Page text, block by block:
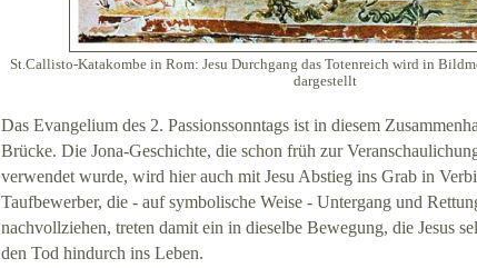
St.Callisto-Katakombe in Rom: Jesu Durchgang das Totenreich wird in
dargestellt
Das Evangelium des 2. Passionssonntags ist in diesem
Brücke. Die Jona-Geschichte, die schon früh zur
verwendet wurde, wird hier auch mit Jesu Abstieg ins Grab in
Taufbewerber, die - auf symbolische Weise - Untergang und
nachvollziehen, treten damit ein in dieselbe Bewegung, die Jesus
den Tod hindurch ins Leben.